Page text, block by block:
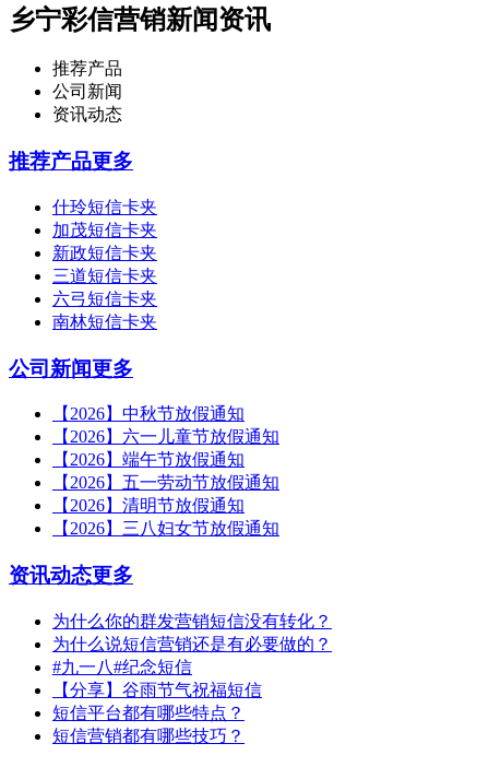
乡宁彩信营销新闻资讯
推荐产品
公司新闻
资讯动态
推荐产品更多
什玲短信卡夹
加茂短信卡夹
新政短信卡夹
三道短信卡夹
六弓短信卡夹
南林短信卡夹
公司新闻更多
【2026】中秋节放假通知
【2026】六一儿童节放假通知
【2026】端午节放假通知
【2026】五一劳动节放假通知
【2026】清明节放假通知
【2026】三八妇女节放假通知
资讯动态更多
为什么你的群发营销短信没有转化？
为什么说短信营销还是有必要做的？
#九一八#纪念短信
【分享】谷雨节气祝福短信
短信平台都有哪些特点？
短信营销都有哪些技巧？